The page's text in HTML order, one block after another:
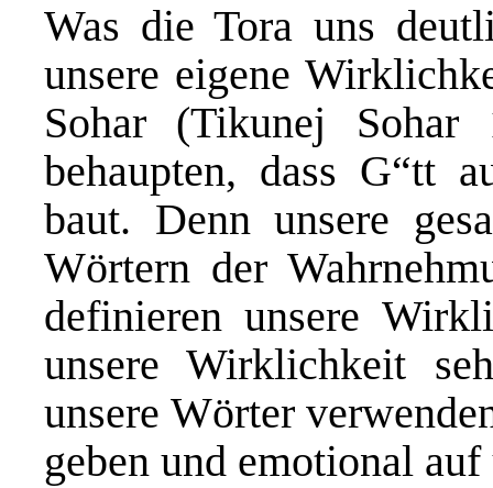
Was die Tora uns
unsere eigene
Sohar (Tikunej
behaupten, dass G“tt
baut. Denn unsere
Wörtern der
definieren unsere
unsere Wirklichkeit
unsere Wörter
geben und emotional